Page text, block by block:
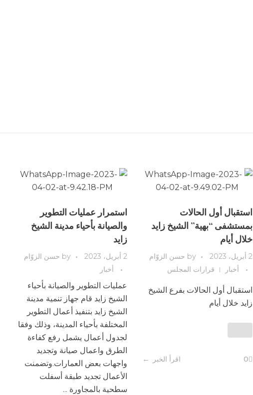
استقبال أول الحالات
بمستشفى “بهية” الشيخ زايد
خلال أيام
2 أبريل، 2023 by حسن الزوّام
أخبار
قرارات المجلس
استقبال أول الحالات بفرع الشيخ
زايد خلال أيام
اقرأ الخبر 0
استمرار عمليات التطوير
والصيانة بأحياء مدينة الشيخ
زايد
2 أبريل، 2023 by حسن الزوّام
أخبار
عمليات التطوير والصيانة بأحياء
الشيخ زايد قام جهاز تنمية مدينة
الشيخ زايد بتنفيذ أعمال التطوير
المختلفة بأحياء المدينة، وذلك وفقا
لجدول أعمال يشمل رفع كفاءة
الطرق واعمال صيانة وتجديد
واجهات بعض العمارات.وتضمنت
الأعمال تجديد طبقة أسفلت
سطحية بالمجاورة ...